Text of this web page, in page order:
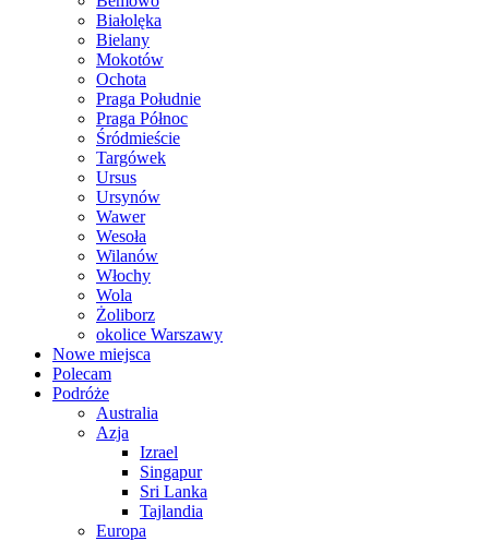
Białolęka
Bielany
Mokotów
Ochota
Praga Południe
Praga Północ
Śródmieście
Targówek
Ursus
Ursynów
Wawer
Wesoła
Wilanów
Włochy
Wola
Żoliborz
okolice Warszawy
Nowe miejsca
Polecam
Podróże
Australia
Azja
Izrael
Singapur
Sri Lanka
Tajlandia
Europa